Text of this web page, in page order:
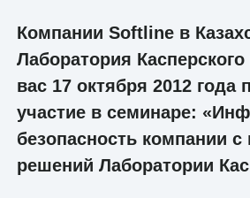
Компании Softline в
Лаборатория
вас 17 октября 2012 года
участие в семинаре:
безопасность компании
решений Лаборатории